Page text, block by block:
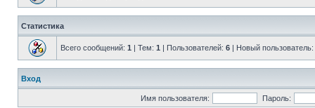
Статистика
Всего сообщений: 1 | Тем: 1 | Пользователей: 6 | Новый пользователь:
Вход
Имя пользователя: Пароль: